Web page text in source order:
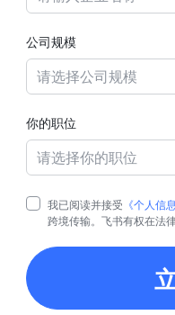
公司规模
请选择公司规模
你的职位
请选择你的职位
我已阅读并接受 《个人信
跨境传输。飞书有权在法